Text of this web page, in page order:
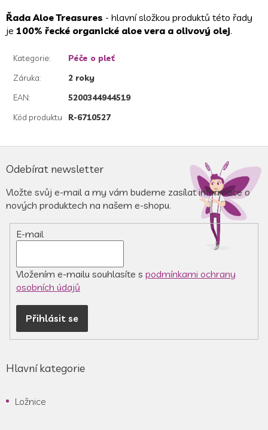
Řada Aloe Treasures - hlavní složkou produktů této řady
je 100% řecké organické aloe vera a olivový olej.
Kategorie:
Péče o pleť
Záruka:
2 roky
EAN:
5200344944519
Kód produktu
R-6710527
á
a
Odebírat newsletter
Vložte svůj e-mail a my vám budeme zasílat informace o
nových produktech na našem e-shopu.
E-mail
Vložením e-mailu souhlasíte s podmínkami ochrany
osobních údajů
Přihlásit se
Hlavní kategorie
Ložnice